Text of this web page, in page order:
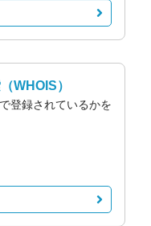
（WHOIS）
登録されているかを